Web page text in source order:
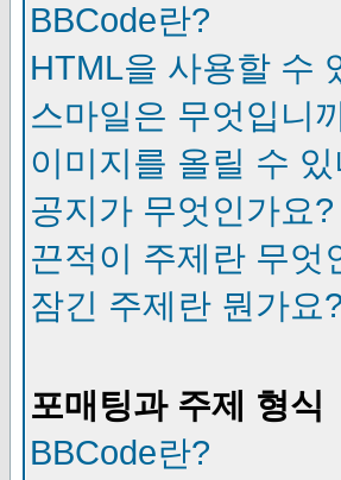
BBCode란?
HTML을 사용할 수
스마일은 무엇입니
이미지를 올릴 수
공지가 무엇인가요?
끈적이 주제란 무엇
잠긴 주제란 뭔가요?
포매팅과 주제 형식
BBCode란?